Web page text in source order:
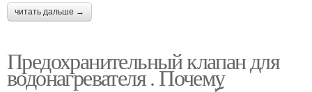
читать дальше →
Предохранительный клапан для
водонагревателя . Почему